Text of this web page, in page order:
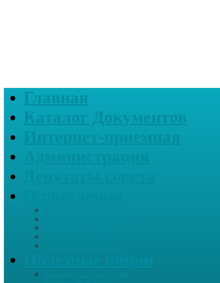
Главная
Каталог Документов